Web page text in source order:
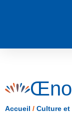
Accueil / Culture et